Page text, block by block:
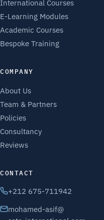
International Courses
E-Learning Modules
Academic Courses
Bespoke Training
COMPANY
About Us
Team & Partners
Policies
Consultancy
Reviews
CONTACT
+212 675-711942
mohamed-asif@